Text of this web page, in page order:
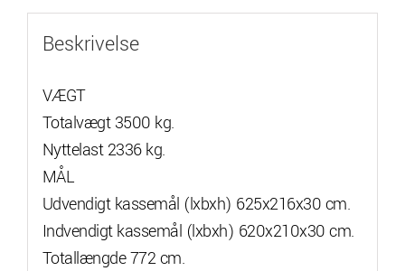
antal
Beskrivelse
VÆGT
Totalvægt 3500 kg.
Nyttelast 2336 kg.
MÅL
Udvendigt kassemål (lxbxh) 625x216x30 cm.
Indvendigt kassemål (lxbxh) 620x210x30 cm.
Totallængde 772 cm.